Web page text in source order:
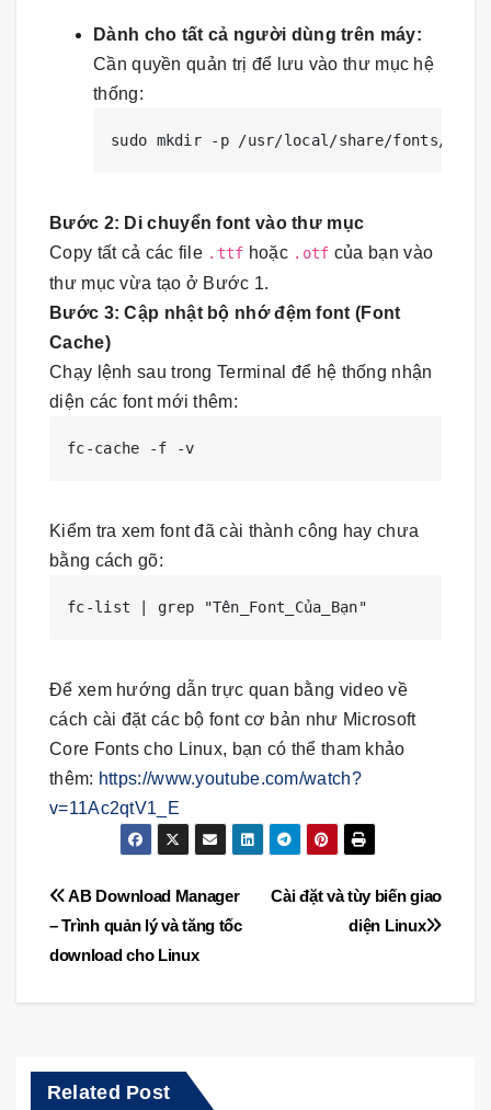
Dành cho tất cả người dùng trên máy:
Cần quyền quản trị để lưu vào thư mục hệ
thống:
sudo mkdir -p /usr/local/share/fonts/
Bước 2: Di chuyển font vào thư mục
Copy tất cả các file .ttf hoặc .otf của bạn vào
thư mục vừa tạo ở Bước 1.
Bước 3: Cập nhật bộ nhớ đệm font (Font
Cache)
Chạy lệnh sau trong Terminal để hệ thống nhận
diện các font mới thêm:
Kiểm tra xem font đã cài thành công hay chưa
bằng cách gõ:
fc-list | grep "Tên_Font_Của_Bạn"
Để xem hướng dẫn trực quan bằng video về
cách cài đặt các bộ font cơ bản như Microsoft
Core Fonts cho Linux, bạn có thể tham khảo
thêm: https://www.youtube.com/watch?
v=11Ac2qtV1_E
Điều
hướng
Cài đặt và tùy biến giao
diện Linux
AB Download Manager
– Trình quản lý và tăng tốc
download cho Linux
Related Post